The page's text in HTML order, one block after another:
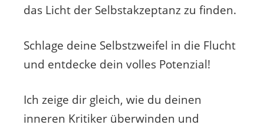
das Licht der Selbstakzeptanz zu finden.
Schlage deine Selbstzweifel in die Flucht
und entdecke dein volles Potenzial!
Ich zeige dir gleich, wie du deinen
inneren Kritiker überwinden und